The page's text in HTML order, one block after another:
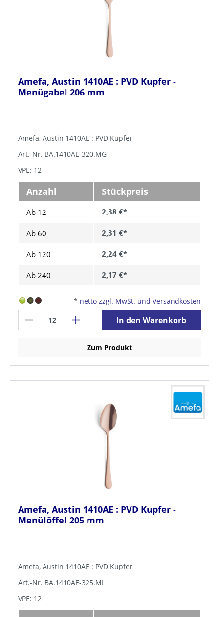
Amefa, Austin 1410AE : PVD Kupfer -
Menügabel 206 mm
Amefa, Austin 1410AE : PVD Kupfer
Art.-Nr. BA.1410AE-320.MG
VPE: 12
Anzahl Stückpreis
Ab 12 2,38 €*
Ab 60 2,31 €*
Ab 120 2,24 €*
Ab 240 2,17 €*
* netto zzgl. MwSt. und Versandkosten
In den Warenkorb
Zum Produkt
Amefa, Austin 1410AE : PVD Kupfer -
Menülöffel 205 mm
Amefa, Austin 1410AE : PVD Kupfer
Art.-Nr. BA.1410AE-325.ML
VPE: 12